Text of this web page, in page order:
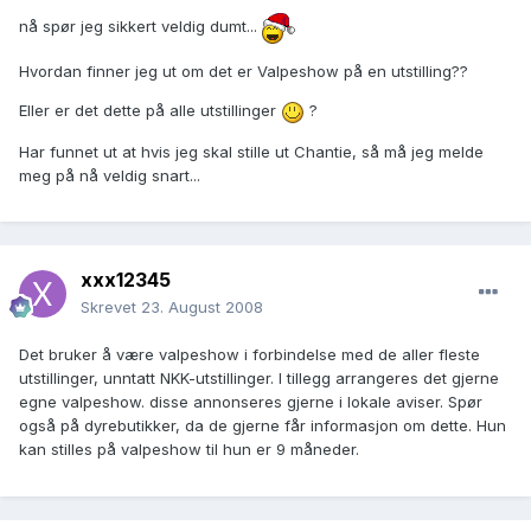
nå spør jeg sikkert veldig dumt...
Hvordan finner jeg ut om det er Valpeshow på en utstilling??
Eller er det dette på alle utstillinger ?
Har funnet ut at hvis jeg skal stille ut Chantie, så må jeg melde
meg på nå veldig snart...
xxx12345
Skrevet 23. August 2008
Det bruker å være valpeshow i forbindelse med de aller fleste
utstillinger, unntatt NKK-utstillinger. I tillegg arrangeres det gjerne
egne valpeshow. disse annonseres gjerne i lokale aviser. Spør
også på dyrebutikker, da de gjerne får informasjon om dette. Hun
kan stilles på valpeshow til hun er 9 måneder.